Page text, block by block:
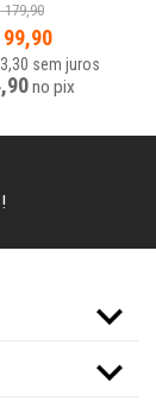
179,90
99,90
sem juros
no pix